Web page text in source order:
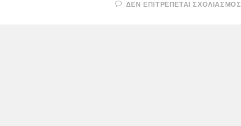
ΔΕΝ ΕΠΙΤΡΈΠΕΤΑΙ ΣΧΟΛΙΑΣΜΌΣ